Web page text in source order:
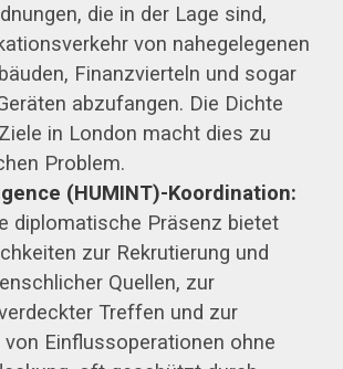
die in der Lage sind,
von nahegelegenen
Finanzvierteln und sogar
abzufangen. Die Dichte
in London macht dies zu
Problem.
(HUMINT)-Koordination:
diplomatische Präsenz bietet
zur Rekrutierung und
Quellen, zur
Treffen und zur
von Einflussoperationen ohne